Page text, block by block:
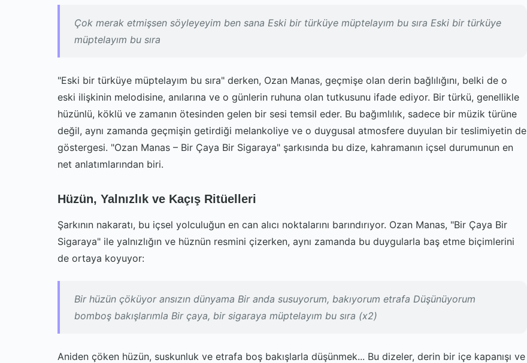
Çok merak etmişsen söyleyeyim ben sana Eski bir türküye müptelayım bu sıra Eski bir türküye
müptelayım bu sıra
"Eski bir türküye müptelayım bu sıra" derken, Ozan Manas, geçmişe olan derin bağlılığını, belki de o
eski ilişkinin melodisine, anılarına ve o günlerin ruhuna olan tutkusunu ifade ediyor. Bir türkü, genellikle
hüzünlü, köklü ve zamanın ötesinden gelen bir sesi temsil eder. Bu bağımlılık, sadece bir müzik türüne
değil, aynı zamanda geçmişin getirdiği melankoliye ve o duygusal atmosfere duyulan bir teslimiyetin de
göstergesi. "Ozan Manas – Bir Çaya Bir Sigaraya" şarkısında bu dize, kahramanın içsel durumunun en
net anlatımlarından biri.
Hüzün, Yalnızlık ve Kaçış Ritüelleri
Şarkının nakaratı, bu içsel yolculuğun en can alıcı noktalarını barındırıyor. Ozan Manas, "Bir Çaya Bir
Sigaraya" ile yalnızlığın ve hüznün resmini çizerken, aynı zamanda bu duygularla baş etme biçimlerini
de ortaya koyuyor:
Bir hüzün çöküyor ansızın dünyama Bir anda susuyorum, bakıyorum etrafa Düşünüyorum
bomboş bakışlarımla Bir çaya, bir sigaraya müptelayım bu sıra (x2)
Aniden çöken hüzün, suskunluk ve etrafa boş bakışlarla düşünmek... Bu dizeler, derin bir içe kapanışı ve